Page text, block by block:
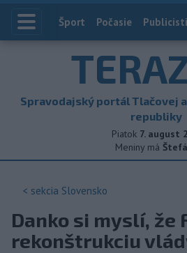
Index
Šport Počasie
Spravodajský portál Tlačovej
republiky
Piatok 7. august
Meniny má
< sekcia Slovensko
Danko si myslí, že
rekonštrukciu